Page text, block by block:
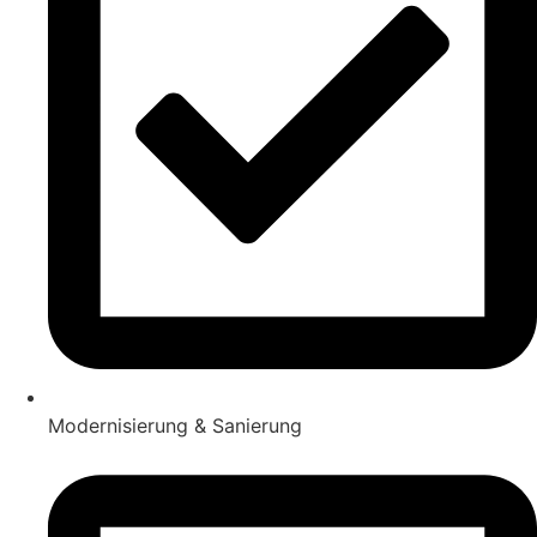
Modernisierung & Sanierung